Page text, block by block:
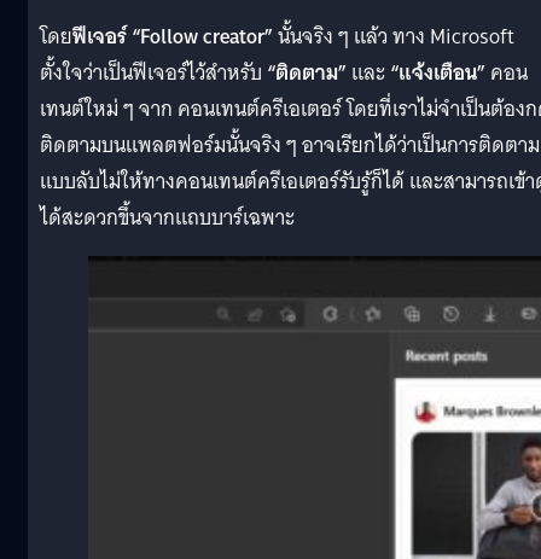
โดยฟีเจอร์ “Follow creator”นั้นจริง ๆ แล้ว ทาง Microsoft
ตั้งใจว่าเป็นฟีเจอร์ไว้สำหรับ “ติดตาม” และ“แจ้งเตือน” คอน
เทนต์ใหม่ ๆ จาก คอนเทนต์ครีเอเตอร์ โดยที่เราไม่จำเป็นต้อง
ติดตามบนแพลตฟอร์มนั้นจริง ๆ อาจเรียกได้ว่าเป็นการติดตาม
แบบลับไม่ให้ทางคอนเทนต์ครีเอเตอร์รับรู้ก็ได้ และสามารถเข้
ได้สะดวกขึ้นจากแถบบาร์เฉพาะ